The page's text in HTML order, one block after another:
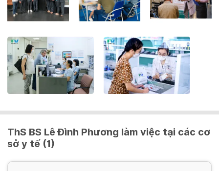
the
keyboard
shortcuts
for
changing
dates.
ThS BS Lê Đình Phương làm việc tại các cơ
sở y tế (1)